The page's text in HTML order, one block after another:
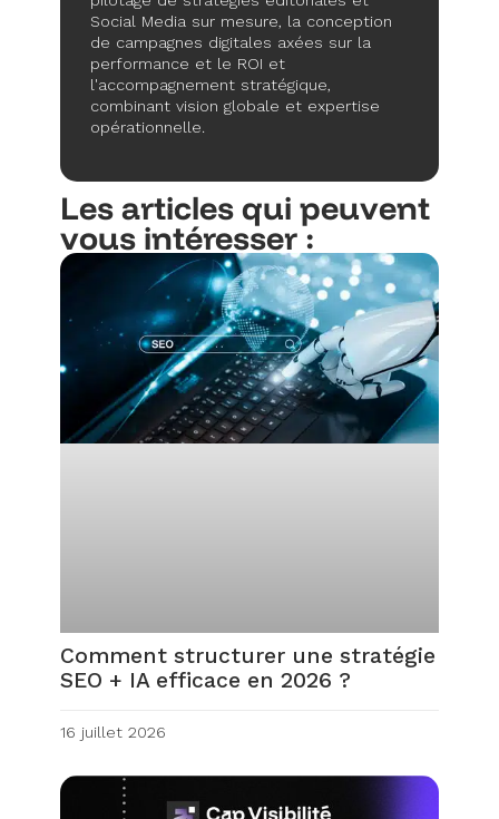
Social Media sur mesure, la conception
de campagnes digitales axées sur la
performance et le ROI et
l'accompagnement stratégique,
combinant vision globale et expertise
opérationnelle.
Les articles qui peuvent
vous intéresser :
Comment structurer une stratégie
SEO + IA efficace en 2026 ?
16 juillet 2026